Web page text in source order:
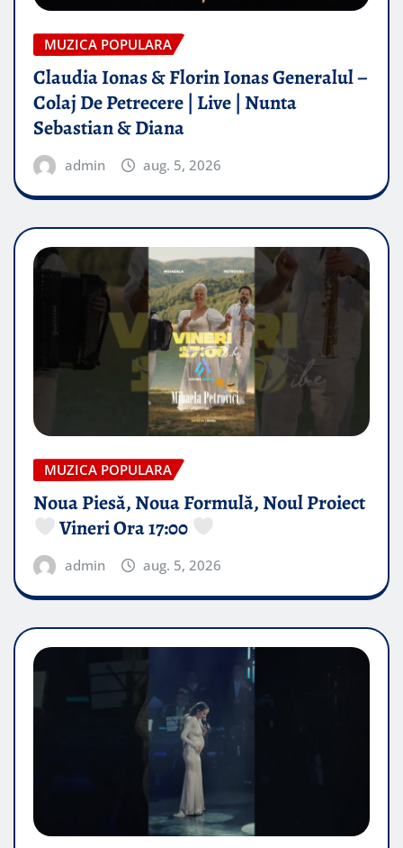
MUZICA POPULARA
Claudia Ionas & Florin Ionas Generalul –
Colaj De Petrecere | Live | Nunta
Sebastian & Diana
admin aug. 5, 2026
MUZICA POPULARA
Noua Piesă, Noua Formulă, Noul Proiect
Vineri Ora 17:00
admin aug. 5, 2026